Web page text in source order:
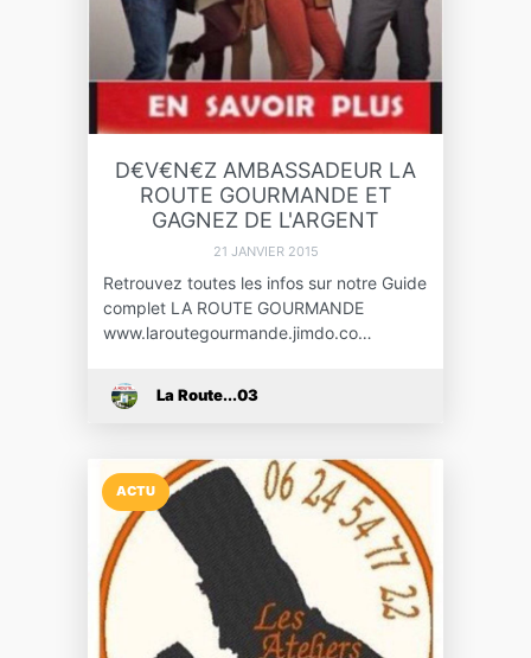
D€V€N€Z AMBASSADEUR LA
ROUTE GOURMANDE ET
GAGNEZ DE L'ARGENT
21 JANVIER 2015
Retrouvez toutes les infos sur notre Guide
complet LA ROUTE GOURMANDE
www.laroutegourmande.jimdo.co…
La Route...03
ACTU